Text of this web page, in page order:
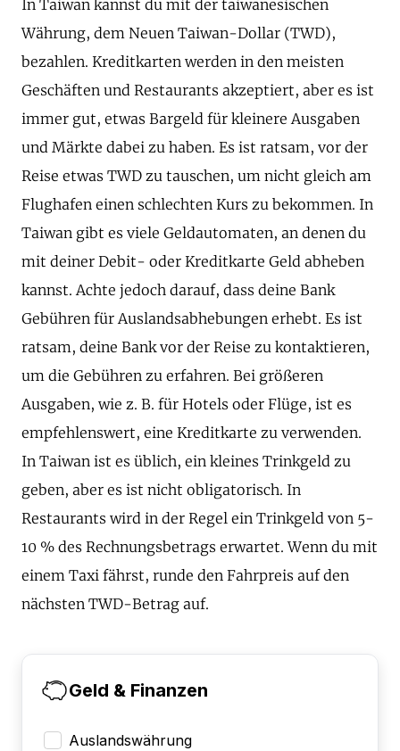
In Taiwan kannst du mit der taiwanesischen
Währung, dem Neuen Taiwan-Dollar (TWD),
bezahlen. Kreditkarten werden in den meisten
Geschäften und Restaurants akzeptiert, aber es ist
immer gut, etwas Bargeld für kleinere Ausgaben
und Märkte dabei zu haben. Es ist ratsam, vor der
Reise etwas TWD zu tauschen, um nicht gleich am
Flughafen einen schlechten Kurs zu bekommen. In
Taiwan gibt es viele Geldautomaten, an denen du
mit deiner Debit- oder Kreditkarte Geld abheben
kannst. Achte jedoch darauf, dass deine Bank
Gebühren für Auslandsabhebungen erhebt. Es ist
ratsam, deine Bank vor der Reise zu kontaktieren,
um die Gebühren zu erfahren. Bei größeren
Ausgaben, wie z. B. für Hotels oder Flüge, ist es
empfehlenswert, eine Kreditkarte zu verwenden.
In Taiwan ist es üblich, ein kleines Trinkgeld zu
geben, aber es ist nicht obligatorisch. In
Restaurants wird in der Regel ein Trinkgeld von 5-
10 % des Rechnungsbetrags erwartet. Wenn du mit
einem Taxi fährst, runde den Fahrpreis auf den
nächsten TWD-Betrag auf.
Geld & Finanzen
Auslandswährung